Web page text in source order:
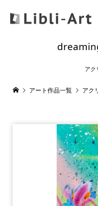
アク
アート作品一覧 アク